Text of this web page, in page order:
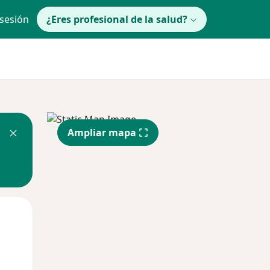
¿Eres profesional de la salud?
Ampliar mapa